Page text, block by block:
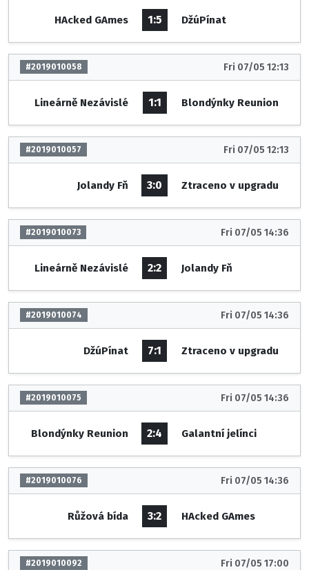
HAcked GAmes 1:5 DžúPínat
#2019010058 Fri 07/05 12:13
Lineárně Nezávislé 1:1 Blondýnky Reunion
#2019010057 Fri 07/05 12:13
Jolandy Fň 3:0 Ztraceno v upgradu
#2019010073 Fri 07/05 14:36
Lineárně Nezávislé 2:2 Jolandy Fň
#2019010074 Fri 07/05 14:36
DžúPínat 7:1 Ztraceno v upgradu
#2019010075 Fri 07/05 14:36
Blondýnky Reunion 2:4 Galantní jelínci
#2019010076 Fri 07/05 14:36
Růžová bída 3:2 HAcked GAmes
#2019010092 Fri 07/05 17:00